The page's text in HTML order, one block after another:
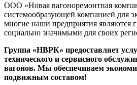
ООО «Новая вагоноремонтная
системообразующей компанией для
многие наши предприятия являются
социально значимыми для своих
Группа «НВРК» предоставляет
технического и сервисного
вагонов. Мы обеспечиваем
подвижным составом!